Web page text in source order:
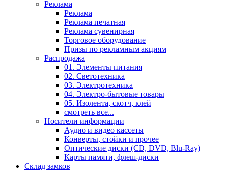
Реклама
Реклама
Реклама печатная
Реклама сувенирная
Торговое оборудование
Призы по рекламным акциям
Распродажа
01. Элементы питания
02. Светотехника
03. Электротехника
04. Электро-бытовые товары
05. Изолента, скотч, клей
смотреть все...
Носители информации
Аудио и видео кассеты
Конверты, стойки и прочее
Оптические диски (CD, DVD, Blu-Ray)
Карты памяти, флеш-диски
Склад замков